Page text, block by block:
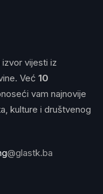
izvor vijesti iz
Već 10
vam najnovije
kulture i društvenog
@glastk.ba